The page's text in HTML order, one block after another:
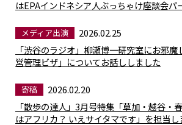
はEPAインドネシア人ぶっちゃけ座談会パ
メディア出演
2026.02.25
「渋谷のラジオ」柳瀬博一研究室にお邪
営管理ビザ」についてお話ししました
寄稿
2026.02.20
「散歩の達人」3月号特集「草加・越谷・
はアフリカ？ いえサイタマです」を担当し